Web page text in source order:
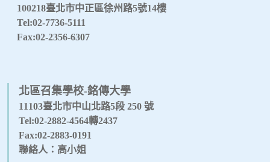
100218臺北市中正區徐州路5號14樓
Tel:02-7736-5111
Fax:02-2356-6307
北區召集學校-銘傳大學
11103臺北市中山北路5段 250 號
Tel:02-2882-4564轉2437
Fax:02-2883-0191
聯絡人：高小姐